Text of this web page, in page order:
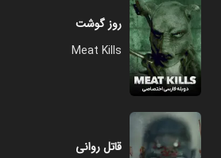
روز گوشت
Meat Kills
قاتل روانی